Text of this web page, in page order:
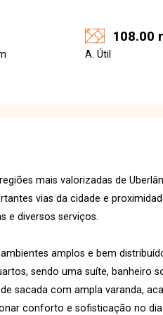
108.00
A. Útil
mais valorizadas de
vias da cidade e
e diversos serviços.
amplos e bem
sendo uma suíte, banheiro
sacada com ampla varanda,
conforto e sofisticação no